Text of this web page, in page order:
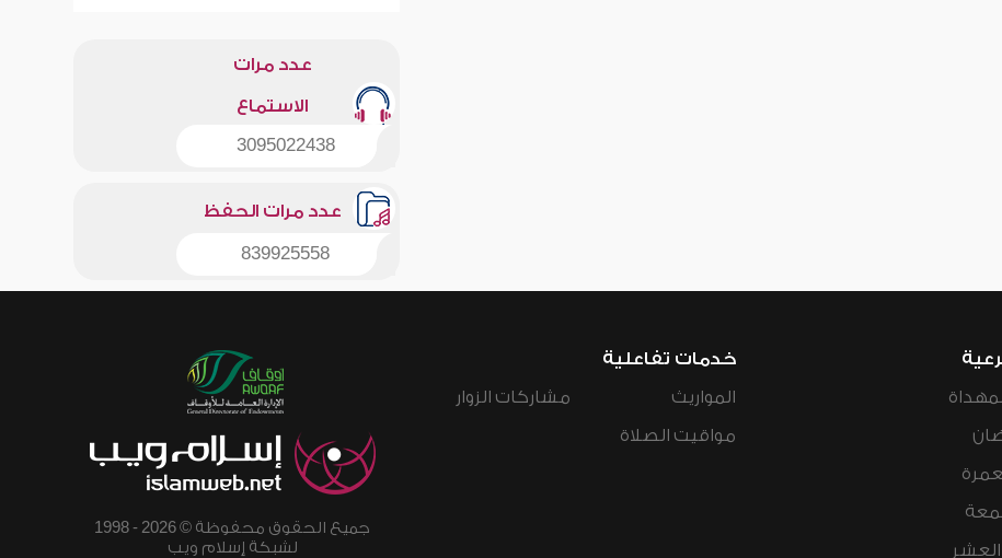
عدد مرات
الاستماع
3095022438
عدد مرات الحفظ
839925558
العشر
خدمات تفاعلية
المواريث
مواقيت الصلاة
مشاركات الزوار
جميع الحقوق محفوظة © 2026 - 1998
لشبكة إسلام ويب